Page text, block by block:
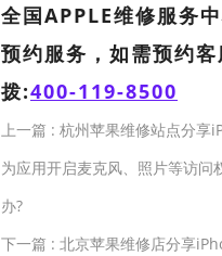
全国APPLE维修服务
预约服务，如需预约客
拨:400-119-8500
上一篇 : 杭州苹果维修站点分享
为应用开启麦克风、照片等访问
办?
下一篇 : 北京苹果维修店分享